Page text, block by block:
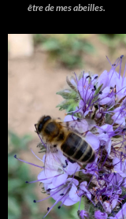
être de mes abeilles.